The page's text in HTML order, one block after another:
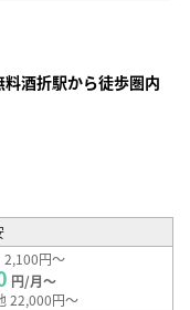
料酒折駅から徒歩圏内
2,100円～
円/月～
22,000円～